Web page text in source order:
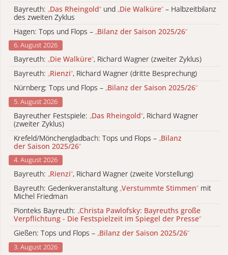
Bayreuth: „Das Rheingold“ und „Die Walküre“ – Halbzeitbilanz
des zweiten Zyklus
Hagen: Tops und Flops – „Bilanz der Saison 2025/26“
6. August 2026
Bayreuth: „Die Walküre“, Richard Wagner (zweiter Zyklus)
Bayreuth: „Rienzi“, Richard Wagner (dritte Besprechung)
Nürnberg: Tops und Flops – „Bilanz der Saison 2025/26“
5. August 2026
Bayreuther Festspiele: „Das Rheingold“, Richard Wagner
(zweiter Zyklus)
Krefeld/Mönchengladbach: Tops und Flops – „Bilanz
der Saison 2025/26“
4. August 2026
Bayreuth: „Rienzi“, Richard Wagner (zweite Vorstellung)
Bayreuth: Gedenkveranstaltung „Verstummte Stimmen“ mit
Michel Friedman
Pionteks Bayreuth: „Christa Pawlofsky: Bayreuths große
Verpflichtung - Die Festspielzeit im Spiegel der Presse“
Gießen: Tops und Flops – „Bilanz der Saison 2025/26“
3. August 2026